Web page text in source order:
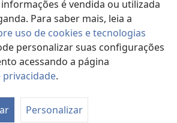
é vendida ou utilizada
Para saber mais, leia a
uso de cookies e tecnologias
personalizar suas configurações
acessando a página
privacidade.
Personalizar
Bible and Tract Society of Pennsylvania.
DE PRIVACIDADE
PRIVACIDADE